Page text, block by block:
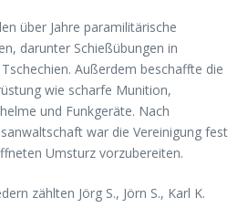
über Jahre paramilitärische
darunter Schießübungen in
Außerdem beschaffte die
wie scharfe Munition,
und Funkgeräte. Nach
war die Vereinigung fest
Umsturz vorzubereiten.
zählten Jörg S., Jörn S., Karl K.